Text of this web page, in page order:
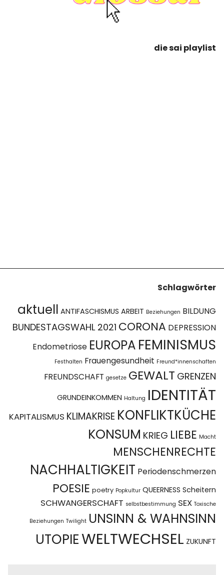
die sai playlist
Schlagwörter
aktuell ANTIFASCHISMUS ARBEIT Beziehungen BILDUNG
BUNDESTAGSWAHL 2021 CORONA DEPRESSION
Endometriose EUROPA FEMINISMUS
Festhalten Frauengesundheit Freund*innenschaften
FREUNDSCHAFT gesetze GEWALT GRENZEN
GRUNDEINKOMMEN Haltung IDENTITÄT
KAPITALISMUS KLIMAKRISE KONFLIKTKÜCHE
KONSUM KRIEG LIEBE Macht
MENSCHENRECHTE
NACHHALTIGKEIT Periodenschmerzen
POESIE poetry Popkultur QUEERNESS Scheitern
SCHWANGERSCHAFT selbstbestimmung SEX Toxische
Beziehungen Twilight UNSINN & WAHNSINN
UTOPIEWELTWECHSEL ZUKUNFT